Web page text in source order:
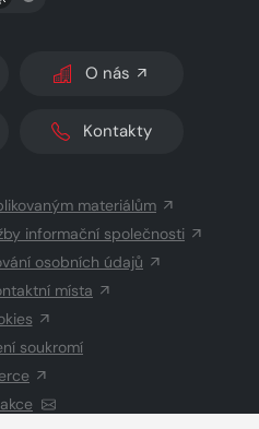
O nás
Kontakty
materiálům
informační společnosti
osobních údajů
místa
soukromí